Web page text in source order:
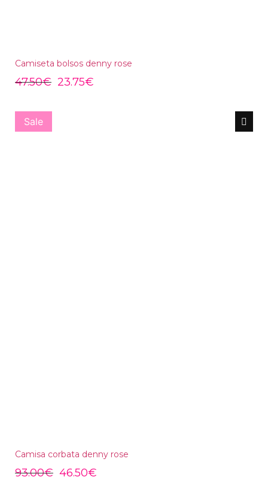
Camiseta bolsos denny rose
47.50€ 23.75€
Sale
Camisa corbata denny rose
93.00€ 46.50€